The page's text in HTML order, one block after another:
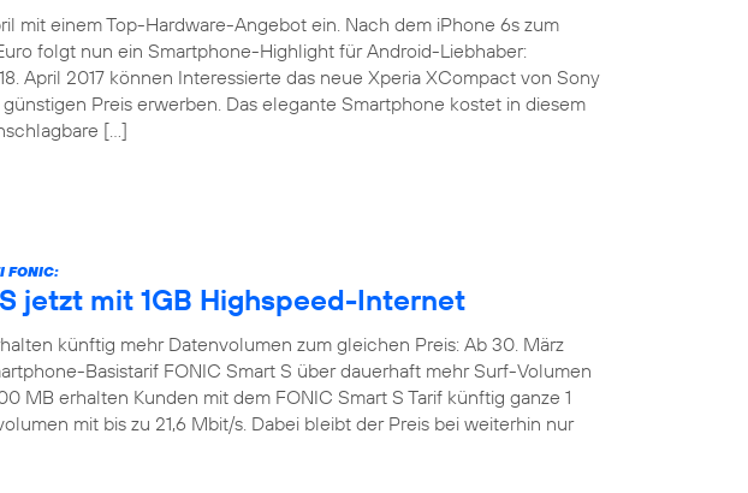
mit einem Top-Hardware-Angebot ein. Nach dem iPhone 6s zum
folgt nun ein Smartphone-Highlight für Android-Liebhaber:
April 2017 können Interessierte das neue Xperia XCompact von Sony
Preis erwerben. Das elegante Smartphone kostet in diesem
[…]
FONIC:
jetzt mit 1GB Highspeed-Internet
künftig mehr Datenvolumen zum gleichen Preis: Ab 30. März
Basistarif FONIC Smart S über dauerhaft mehr Surf-Volumen
MB erhalten Kunden mit dem FONIC Smart S Tarif künftig ganze 1
mit bis zu 21,6 Mbit/s. Dabei bleibt der Preis bei weiterhin nur